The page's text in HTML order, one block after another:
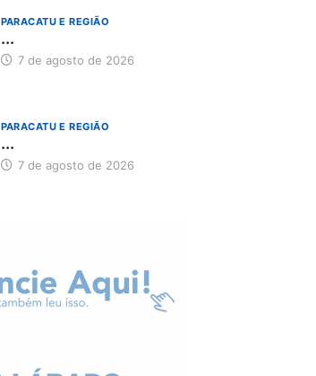
PARACATU E REGIÃO
...
7 de agosto de 2026
PARACATU E REGIÃO
...
7 de agosto de 2026